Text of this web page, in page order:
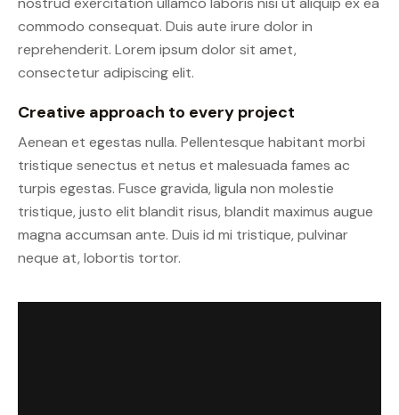
commodo consequat. Duis aute irure dolor in
reprehenderit. Lorem ipsum dolor sit amet,
consectetur adipiscing elit.
Creative approach to every project
Aenean et egestas nulla. Pellentesque habitant morbi
tristique senectus et netus et malesuada fames ac
turpis egestas. Fusce gravida, ligula non molestie
tristique, justo elit blandit risus, blandit maximus augue
magna accumsan ante. Duis id mi tristique, pulvinar
neque at, lobortis tortor.